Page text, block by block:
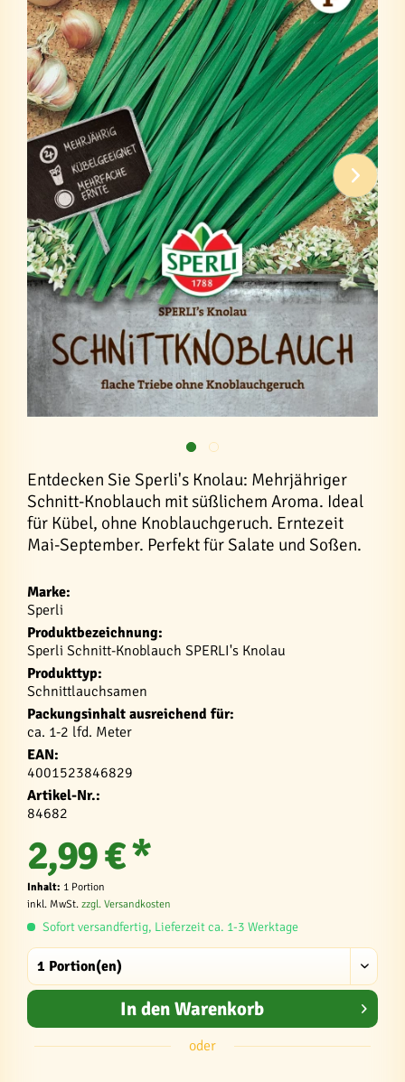
Entdecken Sie Sperli's Knolau: Mehrjähriger
Schnitt-Knoblauch mit süßlichem Aroma. Ideal
für Kübel, ohne Knoblauchgeruch. Erntezeit
Mai-September. Perfekt für Salate und Soßen.
Marke:
Sperli
Produktbezeichnung:
Sperli Schnitt-Knoblauch SPERLI's Knolau
Produkttyp:
Schnittlauchsamen
Packungsinhalt ausreichend für:
ca. 1-2 lfd. Meter
EAN:
4001523846829
Artikel-Nr.:
84682
2,99 € *
Inhalt: 1 Portion
inkl. MwSt. zzgl. Versandkosten
Sofort versandfertig, Lieferzeit ca. 1-3 Werktage
In den Warenkorb
oder